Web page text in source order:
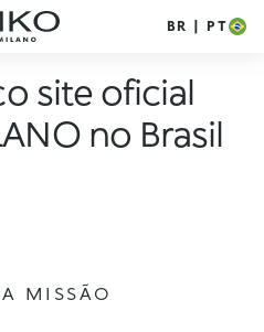
BR | PT
site oficial
no Brasil
MISSÃO